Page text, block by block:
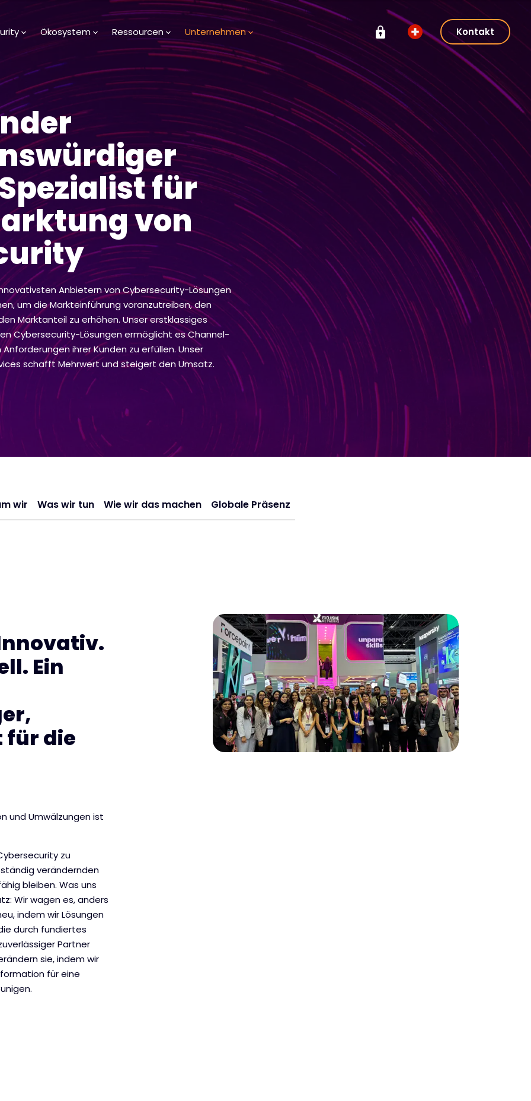
Ökosystem Ressourcen Unternehmen Kontakt
für
von
Anbietern von Cybersecurity-Lösungen
um die Markteinführung voranzutreiben, den
Marktanteil zu erhöhen. Unser erstklassiges
Cybersecurity-Lösungen ermöglicht es Channel-
ihrer Kunden zu erfüllen. Unser
schafft Mehrwert und steigert den Umsatz.
wir Was wir tun Wie wir das machen Globale Präsenz
Ein
für die
und Umwälzungen ist
zu
verändernden
bleiben. Was uns
Wir wagen es, anders
indem wir Lösungen
durch fundiertes
Partner
sie, indem wir
für eine